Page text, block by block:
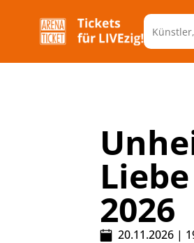
2026
20.11.2026 |